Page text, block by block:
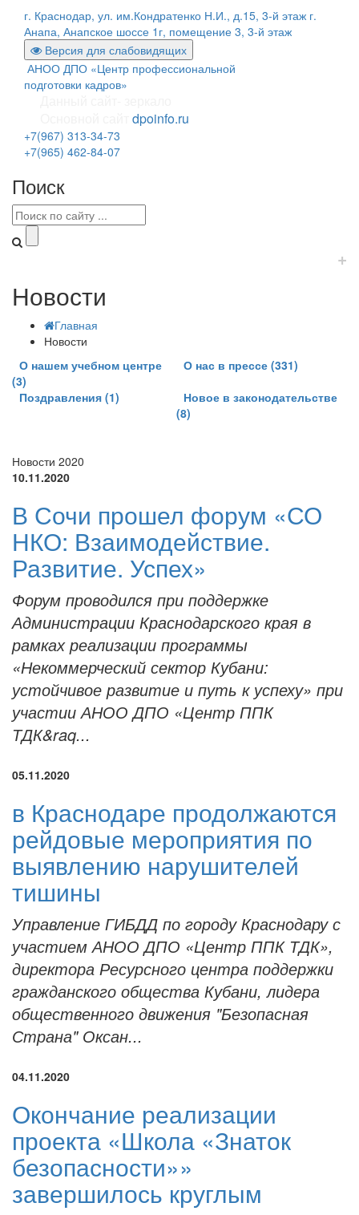
г. Краснодар, ул. им.Кондратенко Н.И., д.15, 3-й этаж г.
Анапа, Анапское шоссе 1г, помещение 3, 3-й этаж
Версия для слабовидящих
АНОО ДПО «Центр профессиональной
подготовки кадров»
dpoinfo.ru
+7(967) 313-34-73
+7(965) 462-84-07
Поиск
+
Новости
Главная
Новости
О нашем учебном центре
(3)
О нас в прессе (331)
Поздравления (1)
Новое в законодательстве
(8)
Новости 2020
10.11.2020
В Сочи прошел форум «СО
НКО: Взаимодействие.
Развитие. Успех»
Форум проводился при поддержке
Администрации Краснодарского края в
рамках реализации программы
«Некоммерческий сектор Кубани:
устойчивое развитие и путь к успеху» при
участии АНОО ДПО «Центр ППК
ТДК&raq...
05.11.2020
в Краснодаре продолжаются
рейдовые мероприятия по
выявлению нарушителей
тишины
Управление ГИБДД по городу Краснодару с
участием АНОО ДПО «Центр ППК ТДК»,
директора Ресурсного центра поддержки
гражданского общества Кубани, лидера
общественного движения "Безопасная
Страна" Оксан...
04.11.2020
Окончание реализации
проекта «Школа «Знаток
безопасности»»
завершилось круглым